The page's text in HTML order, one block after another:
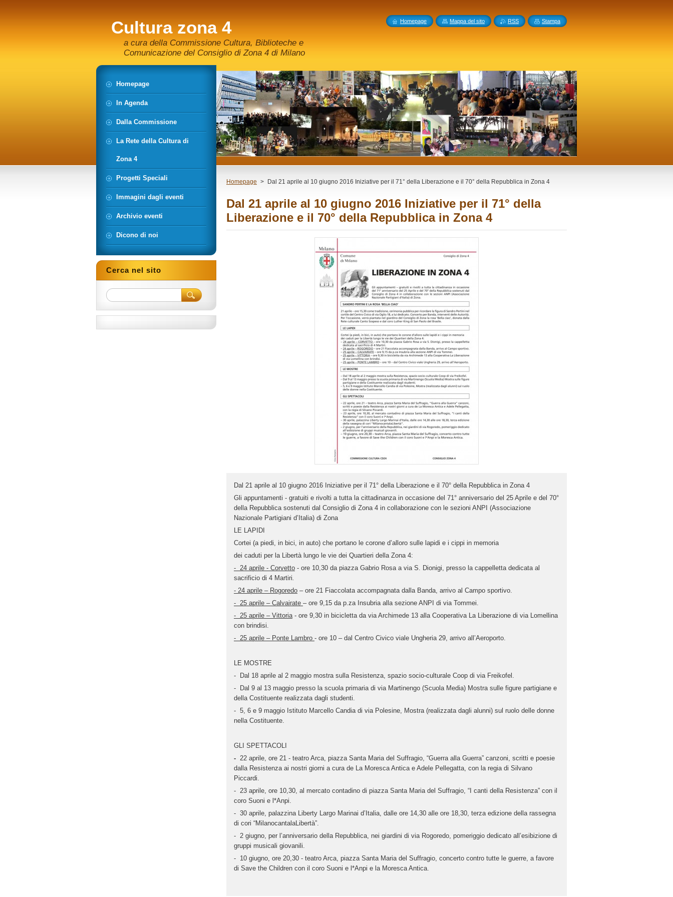
Cultura zona 4
a cura della Commissione Cultura, Biblioteche e
Comunicazione del Consiglio di Zona 4 di Milano
Homepage > Dal 21 aprile al 10 giugno 2016 Iniziative per il 71° della Liberazione e il 70° della Repubblica in Zona 4
Dal 21 aprile al 10 giugno 2016 Iniziative per il 71° della
Liberazione e il 70° della Repubblica in Zona 4
Dal 21 aprile al 10 giugno 2016 Iniziative per il 71° della Liberazione e il 70° della Repubblica in Zona 4
Gli appuntamenti - gratuiti e rivolti a tutta la cittadinanza in occasione del 71° anniversario del 25 Aprile e del 70°
della Repubblica sostenuti dal Consiglio di Zona 4 in collaborazione con le sezioni ANPI (Associazione
Nazionale Partigiani d’Italia) di Zona
LE LAPIDI
Cortei (a piedi, in bici, in auto) che portano le corone d’alloro sulle lapidi e i cippi in memoria
dei caduti per la Libertà lungo le vie dei Quartieri della Zona 4:
- 24 aprile - Corvetto - ore 10,30 da piazza Gabrio Rosa a via S. Dionigi, presso la cappelletta dedicata al
sacrificio di 4 Martiri.
- 24 aprile – Rogoredo – ore 21 Fiaccolata accompagnata dalla Banda, arrivo al Campo sportivo.
- 25 aprile – Calvairate – ore 9,15 da p.za Insubria alla sezione ANPI di via Tommei.
- 25 aprile – Vittoria- ore 9,30 in bicicletta da via Archimede 13 alla Cooperativa La Liberazione di via Lomellina
con brindisi.
- 25 aprile – Ponte Lambro - ore 10 – dal Centro Civico viale Ungheria 29, arrivo all’Aeroporto.
LE MOSTRE
- Dal 18 aprile al 2 maggio mostra sulla Resistenza, spazio socio-culturale Coop di via Freikofel.
- Dal 9 al 13 maggio presso la scuola primaria di via Martinengo (Scuola Media) Mostra sulle figure partigiane e
della Costituente realizzata dagli studenti.
- 5, 6 e 9 maggio Istituto Marcello Candia di via Polesine, Mostra (realizzata dagli alunni) sul ruolo delle donne
nella Costituente.
GLI SPETTACOLI
- 22 aprile, ore 21 - teatro Arca, piazza Santa Maria del Suffragio, “Guerra alla Guerra” canzoni, scritti e poesie
dalla Resistenza ai nostri giorni a cura de La Moresca Antica e Adele Pellegatta, con la regia di Silvano
Piccardi.
- 23 aprile, ore 10,30, al mercato contadino di piazza Santa Maria del Suffragio, “I canti della Resistenza” con il
coro Suoni e l*Anpi.
- 30 aprile, palazzina Liberty Largo Marinai d’Italia, dalle ore 14,30 alle ore 18,30, terza edizione della rassegna
di cori “MilanocantalaLibertà”.
- 2 giugno, per l’anniversario della Repubblica, nei giardini di via Rogoredo, pomeriggio dedicato all’esibizione di
gruppi musicali giovanili.
- 10 giugno, ore 20,30 - teatro Arca, piazza Santa Maria del Suffragio, concerto contro tutte le guerre, a favore
di Save the Children con il coro Suoni e l*Anpi e la Moresca Antica.
Homepage
In Agenda
Dalla Commissione
La Rete della Cultura di
Zona 4
Progetti Speciali
Immagini dagli eventi
Archivio eventi
Dicono di noi
Cerca nel sito
Homepage Mappa del sito RSS Stampa